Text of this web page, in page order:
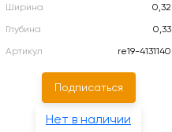
Ширина
0,32
Глубина
0,33
Артикул
re19-4131140
Подписаться
Нет в наличии